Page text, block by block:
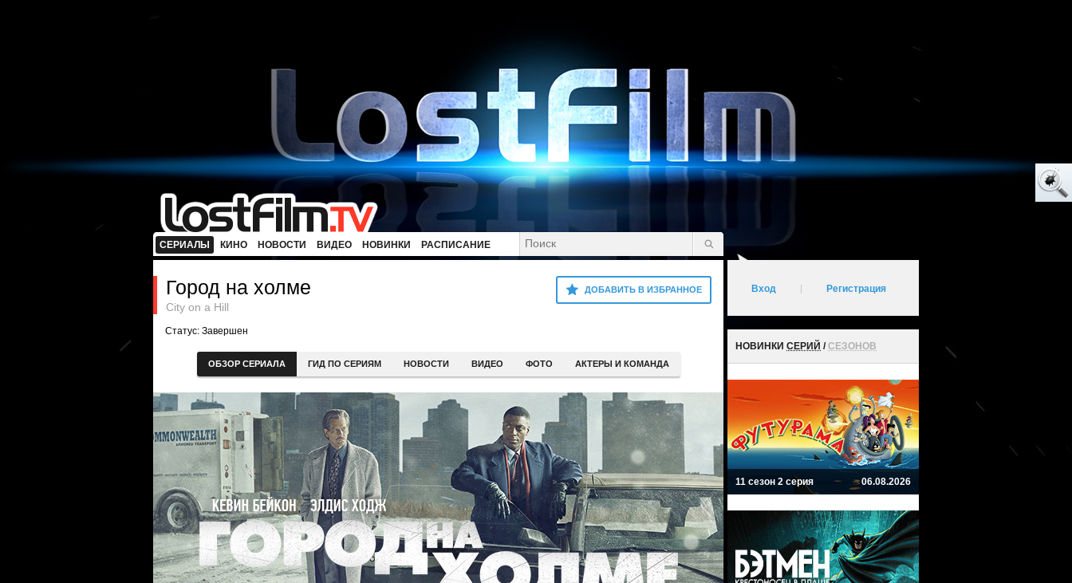
СЕРИАЛЫ КИНО НОВОСТИ ВИДЕО НОВИНКИ РАСПИСАНИЕ
ДОБАВИТЬ В ИЗБРАННОЕ
Город на холме
City on a Hill
Статус: Завершен
ОБЗОР СЕРИАЛА ГИД ПО СЕРИЯМ НОВОСТИ ВИДЕО ФОТО АКТЕРЫ И КОМАНДА
Вход Регистрация
НОВИНКИ СЕРИЙ /СЕЗОНОВ
11 сезон 2 серия 06.08.2026